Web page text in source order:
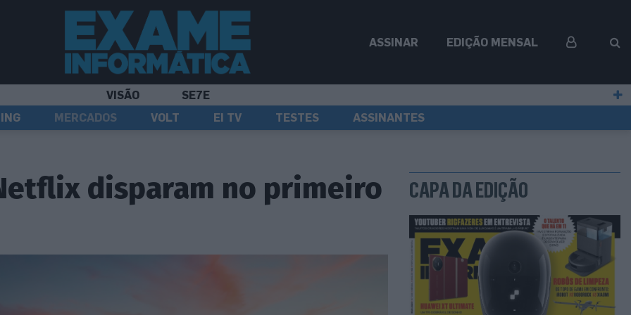
ASSINAR EDIÇÃO MENSAL
VISÃO
SE7E
MERCADOS VOLT EI TV TESTES ASSINANTES
disparam no primeiro CAPA DA EDIÇÃO